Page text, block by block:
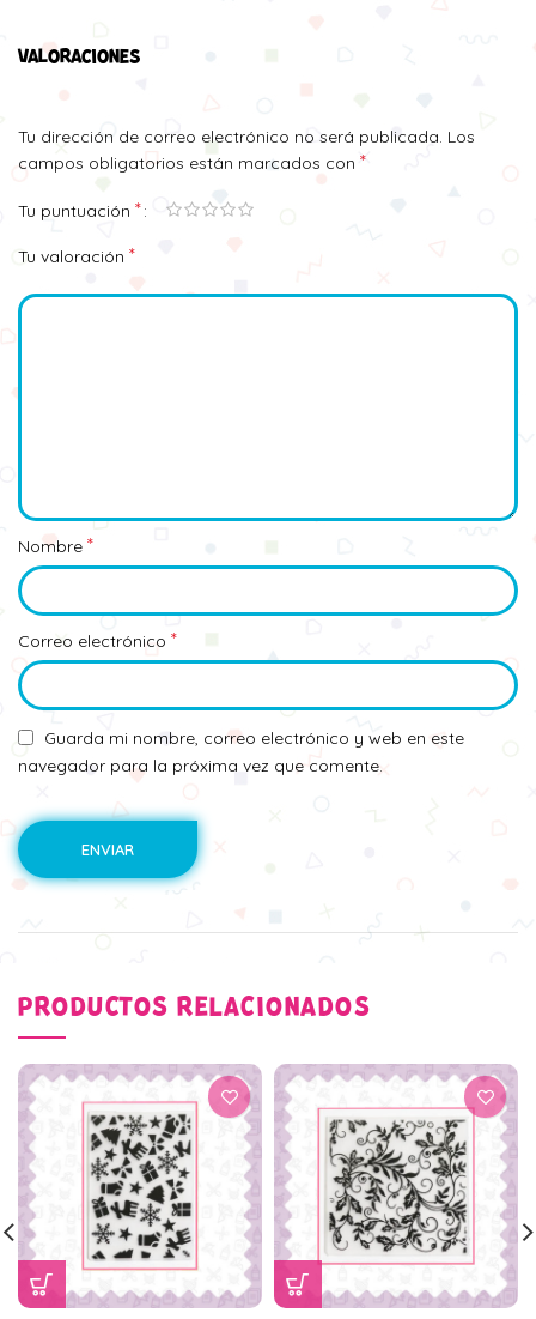
VALORACIONES
Tu dirección de correo electrónico no será publicada. Los
campos obligatorios están marcados con *
Tu puntuación *
Tu valoración *
Nombre *
Correo electrónico *
Guarda mi nombre, correo electrónico y web en este
navegador para la próxima vez que comente.
PRODUCTOS RELACIONADOS